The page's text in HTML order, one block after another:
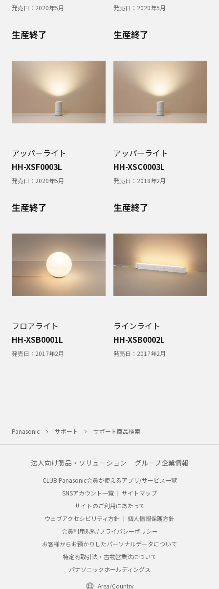
発売日： 2020年5月 発売日： 2020年5月
生産終了
アッパーライト
HH-XSF0003L
発売日： 2020年5月
生産終了
アッパーライト
HH-XSC0003L
発売日： 2018年2月
生産終了
フロアライト
HH-XSB0001L
発売日： 2017年2月
生産終了
ラインライト
HH-XSB0002L
発売日： 2017年2月
Panasonic サポート サポート商品検索
法人向け製品・ソリューション グループ企業情報
CLUB Panasonic会員が使えるアプリ/サービス一覧
SNSアカウント一覧
サイトマップ
サイトのご利用にあたって
ウェブアクセシビリティ方針
個人情報保護方針
会員利用規約/プライバシーポリシー
お客様からお預かりしたパーソナルデータについて
特定商取引法・古物営業法について
パナソニックホールディングス
Area/Country